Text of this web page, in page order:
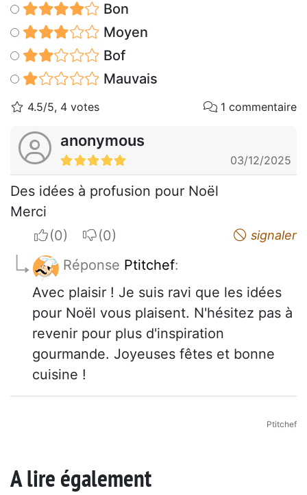
Bon
Moyen
Bof
Mauvais
4.5/5, 4 votes 1 commentaire
anonymous
03/12/2025
Des idées à profusion pour Noël
Merci
I apreciateI do not appreciate signaler
Réponse Ptitchef:
Avec plaisir ! Je suis ravi que les idées
pour Noël vous plaisent. N'hésitez pas à
revenir pour plus d'inspiration
gourmande. Joyeuses fêtes et bonne
cuisine !
Ptitchef
A lire également